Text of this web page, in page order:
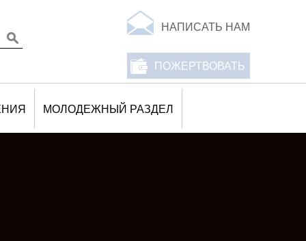
НАПИСАТЬ НАМ
ПОЖЕРТВОВАТЬ
МОЛОДЕЖНЫЙ РАЗДЕЛ